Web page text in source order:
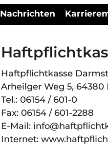
Nachrichten
Haftpflichtkasse
Arheilger Weg 5, 64380
Tel.: 06154 / 601-0
Fax: 06154 / 601-2288
E-Mail:
Internet: